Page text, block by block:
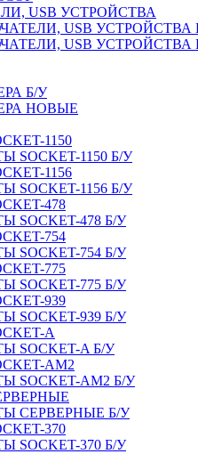
USB УСТРОЙСТВА
USB УСТРОЙСТВА
USB
Б/У
НОВЫЕ
1150
1150 Б/У
1156
1156 Б/У
478
478 Б/У
754
754 Б/У
775
775 Б/У
939
939 Б/У
A
SOCKET-A Б/У
AM2
AM2 Б/У
СЕРВЕРНЫЕ Б/У
370
370 Б/У